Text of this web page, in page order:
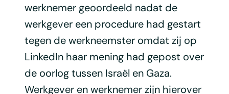
werknemer geoordeeld nadat de
werkgever een procedure had gestart
tegen de werkneemster omdat zij op
LinkedIn haar mening had gepost over
de oorlog tussen Israël en Gaza.
Werkgever en werknemer zijn hierover